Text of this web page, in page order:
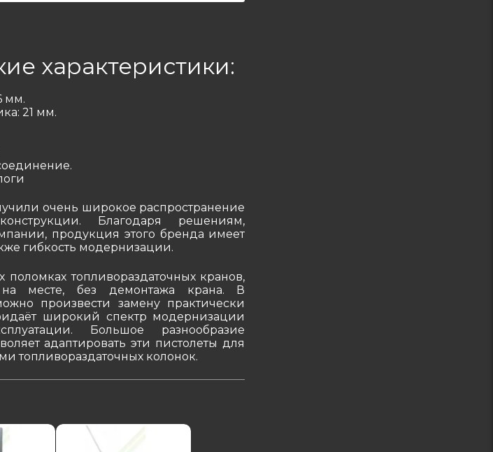
характеристики:
мм.
21 мм.
очень широкое распространение
Благодаря решениям,
продукция этого бренда имеет
гибкость модернизации.
топливораздаточных кранов,
месте, без демонтажа крана. В
произвести замену практически
широкий спектр модернизации
Большое разнообразие
адаптировать эти пистолеты для
топливораздаточных колонок.